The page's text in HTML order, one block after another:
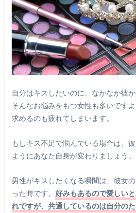
自分はキスしたいのに、なかなか彼
そんなお悩みをもつ女性も多いです
求めるのも疲れてしまいます。
もしキス不足で悩んでいる場合は、
ようにあなた自身が変わりましょう。
男性がキスしたくなる瞬間は、彼女
った時です。 好みもあるので愛しい
れですが、共通しているのは自分の